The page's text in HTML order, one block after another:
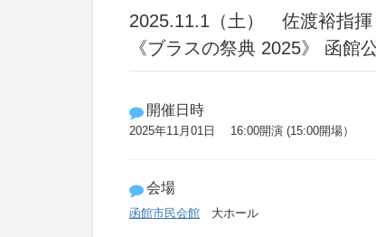
2025.11.1（土） 佐渡裕指揮
《ブラスの祭典 2025》 函館
開催日時
2025年11月01日 16:00開演 (15:00開場）
会場
函館市民会館 大ホール